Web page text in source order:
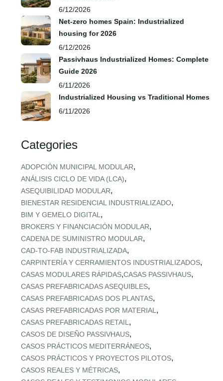
6/12/2026
Net-zero homes Spain: Industrialized
housing for 2026
6/12/2026
Passivhaus Industrialized Homes: Complete
Guide 2026
6/11/2026
Industrialized Housing vs Traditional Homes
6/11/2026
Categories
ADOPCIÓN MUNICIPAL MODULAR,
ANÁLISIS CICLO DE VIDA (LCA),
ASEQUIBILIDAD MODULAR,
BIENESTAR RESIDENCIAL INDUSTRIALIZADO,
BIM Y GEMELO DIGITAL ,
BROKERS Y FINANCIACIÓN MODULAR,
CADENA DE SUMINISTRO MODULAR,
CAD‑TO‑FAB INDUSTRIALIZADA,
CARPINTERÍA Y CERRAMIENTOS INDUSTRIALIZADOS,
CASAS MODULARES RÁPIDAS,CASAS PASSIVHAUS,
CASAS PREFABRICADAS ASEQUIBLES,
CASAS PREFABRICADAS DOS PLANTAS,
CASAS PREFABRICADAS POR MATERIAL ,
CASAS PREFABRICADAS RETAIL ,
CASOS DE DISEÑO PASSIVHAUS,
CASOS PRÁCTICOS MEDITERRÁNEOS,
CASOS PRÁCTICOS Y PROYECTOS PILOTOS,
CASOS REALES Y MÉTRICAS,